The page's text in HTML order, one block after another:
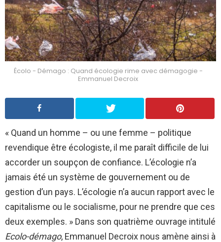
Écolo - Démago : Quand écologie rime avec démagogie -
Emmanuel Decroix
« Quand un homme – ou une femme – politique
revendique être écologiste, il me paraît difficile de lui
accorder un soupçon de confiance. L’écologie n’a
jamais été un système de gouvernement ou de
gestion d’un pays. L’écologie n’a aucun rapport avec le
capitalisme ou le socialisme, pour ne prendre que ces
deux exemples. » Dans son quatrième ouvrage intitulé
Ecolo-démago, Emmanuel Decroix nous amène ainsi à